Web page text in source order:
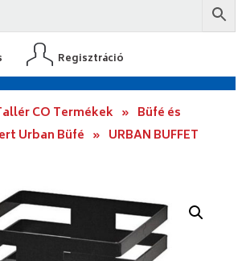
Regisztráció
CO Termékek » Büfé és
Urban Büfé » URBAN BUFFET